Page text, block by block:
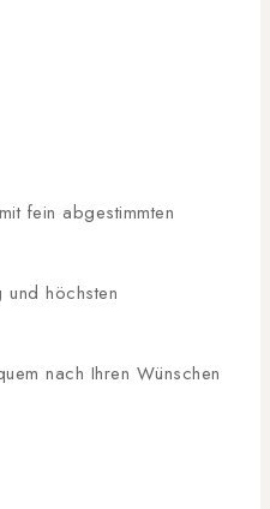
fein abgestimmten
höchsten
nach Ihren Wünschen